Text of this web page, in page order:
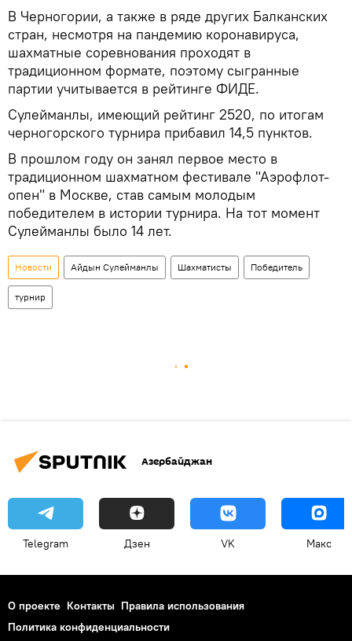
В Черногории, а также в ряде других Балканских
стран, несмотря на пандемию коронавируса,
шахматные соревнования проходят в
традиционном формате, поэтому сыгранные
партии учитывается в рейтинге ФИДЕ.
Сулейманлы, имеющий рейтинг 2520, по итогам
черногорского турнира прибавил 14,5 пунктов.
В прошлом году он занял первое место в
традиционном шахматном фестивале "Аэрофлот-
опен" в Москве, став самым молодым
победителем в истории турнира. На тот момент
Сулейманлы было 14 лет.
Новости Айдын Сулейманлы Шахматисты Победитель
турнир
Азербайджан
Telegram Дзен VK Макс
О проекте Контакты Правила использования
Политика конфиденциальности